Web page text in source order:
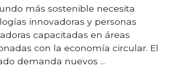
más sostenible necesita
innovadoras y personas
capacitadas en áreas
con la economía circular. El
demanda nuevos ...